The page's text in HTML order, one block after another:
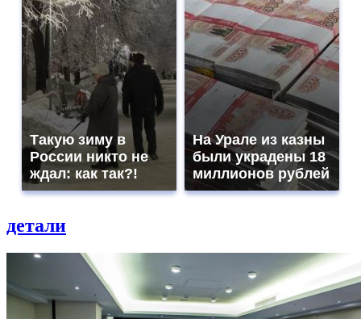
Такую зиму в
России никто не
ждал: как так?!
На Урале из казны
были украдены 18
миллионов рублей
детали